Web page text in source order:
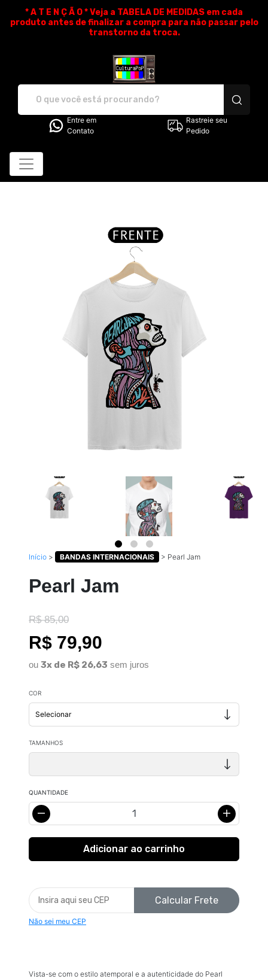
* A T E N Ç Ã O * Veja a TABELA DE MEDIDAS em cada
produto antes de finalizar a compra para não passar pelo
transtorno da troca.
Entre em
Contato
Rastreie seu
Pedido
Início > BANDAS INTERNACIONAIS > Pearl Jam
Pearl Jam
R$ 85,00
R$ 79,90
ou 3x de R$ 26,63 sem juros
COR
TAMANHOS
QUANTIDADE
Calcular Frete
Não sei meu CEP
Vista-se com o estilo atemporal e a autenticidade do Pearl